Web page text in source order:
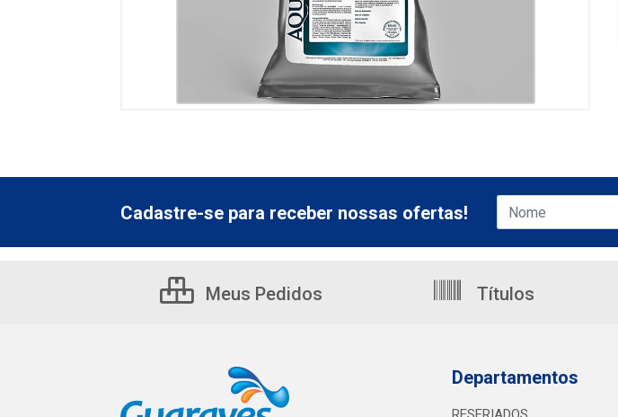
Cadastre-se para receber nossas ofertas!
Meus Pedidos Títulos
Departamentos